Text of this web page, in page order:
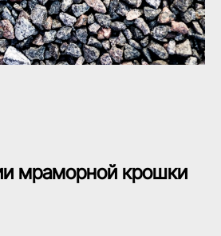
мраморной крошки